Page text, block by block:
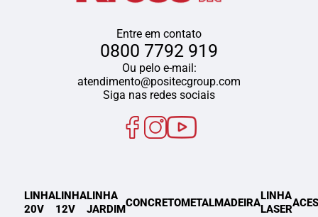
Entre em contato
0800 7792 919
Ou pelo e-mail:
atendimento@positecgroup.com
Siga nas redes sociais
LINHA
20V
LINHA
12V
LINHA
JARDIM
CONCRETOMETALMADEIRA
LINHA
LASER